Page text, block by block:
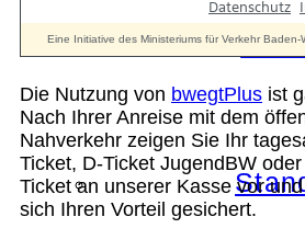
Die Nutzung von bwegtPlus ist
Nach Ihrer Anreise mit dem
Nahverkehr zeigen Sie Ihr
Ticket, D-Ticket JugendBW
Ticket an unserer Kasse vor
sich Ihren Vorteil gesichert.